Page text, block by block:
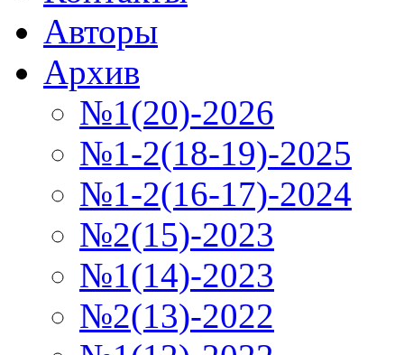
Авторы
Архив
№1(20)-2026
№1-2(18-19)-2025
№1-2(16-17)-2024
№2(15)-2023
№1(14)-2023
№2(13)-2022